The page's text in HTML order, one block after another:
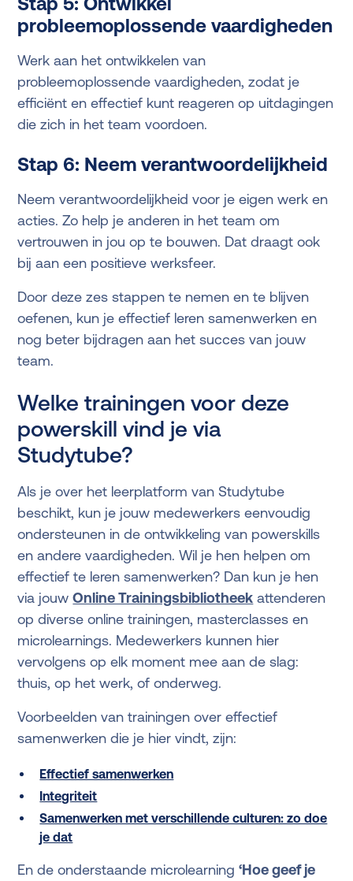
probleemoplossende vaardigheden
Werk aan het ontwikkelen van
probleemoplossende vaardigheden, zodat je
efficiënt en effectief kunt reageren op uitdagingen
die zich in het team voordoen.
Stap 6: Neem verantwoordelijkheid
Neem verantwoordelijkheid voor je eigen werk en
acties. Zo help je anderen in het team om
vertrouwen in jou op te bouwen. Dat draagt ook
bij aan een positieve werksfeer.
Door deze zes stappen te nemen en te blijven
oefenen, kun je effectief leren samenwerken en
nog beter bijdragen aan het succes van jouw
team.
Welke trainingen voor deze
powerskill vind je via
Studytube?
Als je over het leerplatform van Studytube
beschikt, kun je jouw medewerkers eenvoudig
ondersteunen in de ontwikkeling van powerskills
en andere vaardigheden. Wil je hen helpen om
effectief te leren samenwerken? Dan kun je hen
via jouwOnline Trainingsbibliotheek attenderen
op diverse online trainingen, masterclasses en
microlearnings. Medewerkers kunnen hier
vervolgens op elk moment mee aan de slag:
thuis, op het werk, of onderweg.
Voorbeelden van trainingen over effectief
samenwerken die je hier vindt, zijn:
Effectief samenwerken
Integriteit
Samenwerken met verschillende culturen: zo doe
je dat
En de onderstaande microlearning‘Hoe geef je